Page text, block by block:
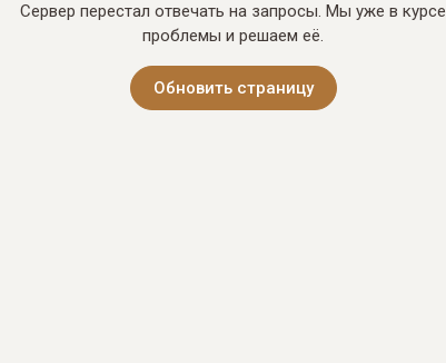
Сервер перестал отвечать на запросы. Мы уже в курсе
проблемы и решаем её.
Обновить страницу